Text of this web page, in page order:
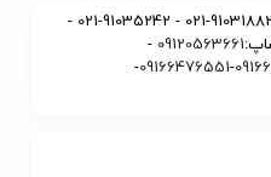
تلفن : تماس - با - پشتیبانی: - 91031882-021 - 91035242-021 -
09120563661
-
-
09166476551
-